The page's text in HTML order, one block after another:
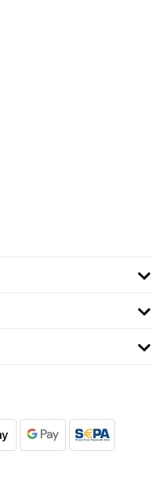
bedienen, leicht zu reinigen
macht der Automat einen
mir im Vergleich zu
auf allen Ebenen sorgt. Das
deutlich schlechter.2. Die
pausieren und öffnen zu
gedörrt. Jedes Ergebnis
zuverlässig und
das richtige Gerät, um die
5 volte per ora ha
ma a porte chiuse non credo